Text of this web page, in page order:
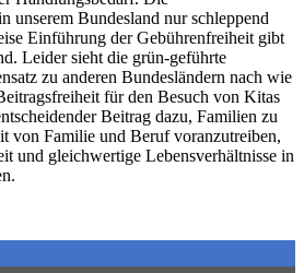
unserem Bundesland nur schleppend
Einführung der Gebührenfreiheit gibt
Leider sieht die grün-geführte
zu anderen Bundesländern nach wie
für den Besuch von Kitas
Beitrag dazu, Familien zu
von Familie und Beruf voranzutreiben,
und gleichwertige Lebensverhältnisse in